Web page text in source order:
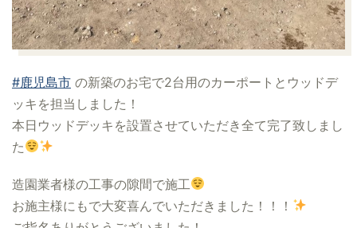
#鹿児島市 の新築のお宅で2台用のカーポートとウッドデ
ッキを担当しました！
本日ウッドデッキを設置させていただき全て完了致しまし
た
造園業者様の工事の隙間で施工
お施主様にもで大変喜んでいただきました！！！